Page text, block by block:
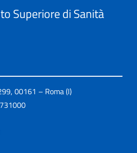
Superiore di Sanità
00161 – Roma (I)